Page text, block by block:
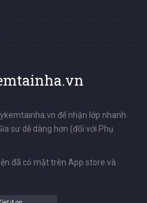
để nhận lớp nhanh
sư dễ dàng hơn (đối với Phụ
đã có mặt trên App store và